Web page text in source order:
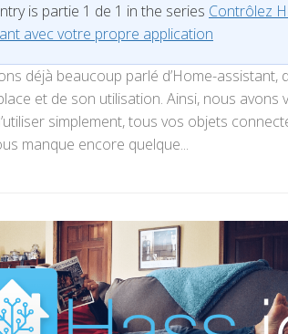
is partie 1 de 1 in the series Contrôlez
avec votre propre application
déjà beaucoup parlé d’Home-assistant,
et de son utilisation. Ainsi, nous avons
simplement, tous vos objets
manque encore quelque...